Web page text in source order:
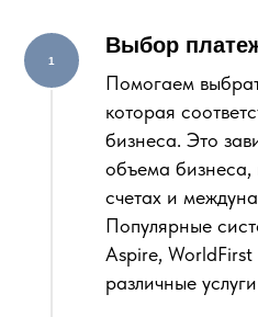
Выбор
Помогаем
которая
бизнеса. Это
объема бизнеса,
счетах и
Популярные
Aspire, WorldFirst
различные